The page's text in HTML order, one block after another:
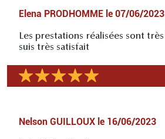
Elena PRODHOMME le 07/06/2023
Les prestations réalisées sont
suis très satisfait
Nelson GUILLOUX le 16/06/2023